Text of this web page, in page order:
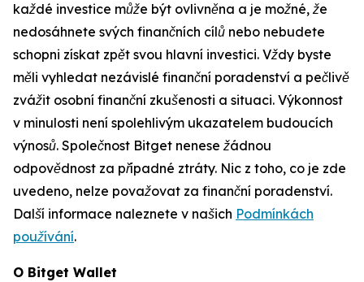
každé investice může být ovlivněna a je možné, že
nedosáhnete svých finančních cílů nebo nebudete
schopni získat zpět svou hlavní investici. Vždy byste
měli vyhledat nezávislé finanční poradenství a pečlivě
zvážit osobní finanční zkušenosti a situaci. Výkonnost
v minulosti není spolehlivým ukazatelem budoucích
výnosů. Společnost Bitget nenese žádnou
odpovědnost za případné ztráty. Nic z toho, co je zde
uvedeno, nelze považovat za finanční poradenství.
Další informace naleznete v našich Podmínkách
používání.
O Bitget Wallet